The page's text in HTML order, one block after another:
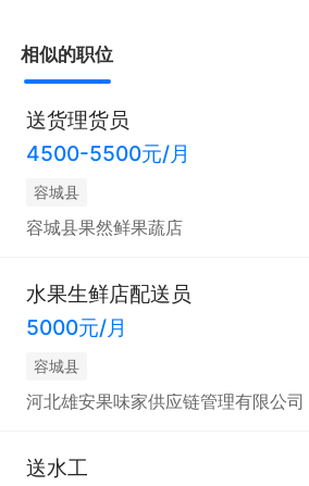
相似的职位
送货理货员
4500-5500元/月
容城县
容城县果然鲜果蔬店
水果生鲜店配送员
5000元/月
容城县
河北雄安果味家供应链管理有限公司
送水工